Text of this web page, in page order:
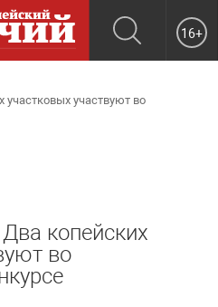
16+
участвуют во
копейских
во